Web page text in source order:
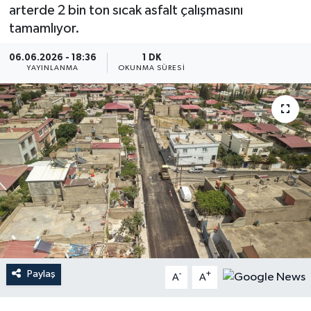
arterde 2 bin ton sıcak asfalt çalışmasını
tamamlıyor.
06.06.2026 - 18:36
YAYINLANMA
1 DK
OKUNMA SÜRESI
Paylaş A- A+
TEKNOLOJİ
SAĞLIK
EĞİTİM
İLÇE HABERLERİ
KÜLTÜR-SANAT
KSÜ
DÜNYA
ROPORTAJ
Tüm Manşetler
Son Dakika Haberleri
Haber Arşivi